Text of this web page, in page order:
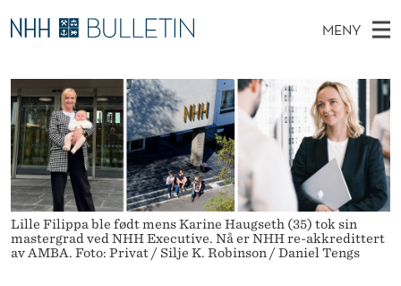
A
M
B
A
A
K
K
MENY
O
V
E
D
M
E
N
Ø
K
I
N
E
T
T
S
T
E
D
E
T
Stipendiater og nye forskerprofiler
Disputaser
Ekspertutvalg
Om Bulletin
Lille Filippa ble født mens Karine Haugseth (35) tok sin
mastergrad ved NHH Executive. Nå er NHH re-akkredittert
av AMBA. Foto: Privat / Silje K. Robinson / Daniel Tengs